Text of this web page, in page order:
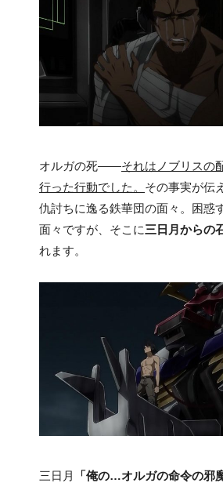
オルガの死――それはノブリスの
行った行動でした。 その事実が伝
仇討ちに逸る鉄華団の面々。困惑
面々ですが、そこに三日月からの
れます。
三日月
「俺の…オルガの命令の邪